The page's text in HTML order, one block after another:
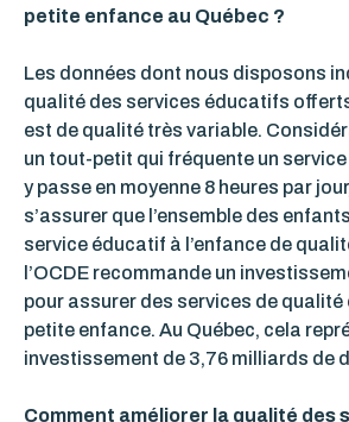
petite enfance au Québec ?
Les données dont nous disposons
qualité des services éducatifs
est de qualité très variable.
un tout-petit qui fréquente un
y passe en moyenne 8 heures par
s’assurer que l’ensemble des
service éducatif à l’enfance de
l’OCDE recommande un
pour assurer des services de qualité
petite enfance. Au Québec, cela
investissement de 3,76 milliards de
Comment améliorer la qualité des